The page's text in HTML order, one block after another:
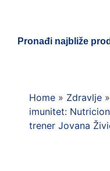
Pronađi najbliže
Home » Zdravlje »
imunitet:
trener Jovana